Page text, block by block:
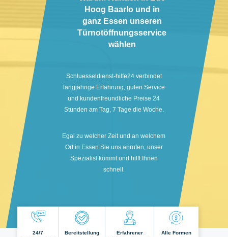
Hoog Baarlo und in
ganz Essen unseren
Türnotöffnungsservice
wählen
Schluesseldienst-hilfe24 verbindet
langjährige Erfahrung, guten Service
und kundenfreundliche Preise 24
Stunden am Tag, 7 Tage die Woche.
Egal zu welcher Zeit und an welchem
Ort in Essen Sie uns anrufen, unser
Spezialist kommt und hilft Ihnen
schnell.
24/7
Bereitstellung
Erfahrener
Alle Formen